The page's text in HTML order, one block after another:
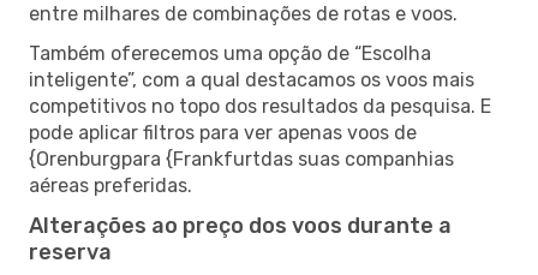
entre milhares de combinações de rotas e voos.
Também oferecemos uma opção de “Escolha
inteligente”, com a qual destacamos os voos mais
competitivos no topo dos resultados da pesquisa. E
pode aplicar filtros para ver apenas voos de
{Orenburgpara {Frankfurtdas suas companhias
aéreas preferidas.
Alterações ao preço dos voos durante a
reserva